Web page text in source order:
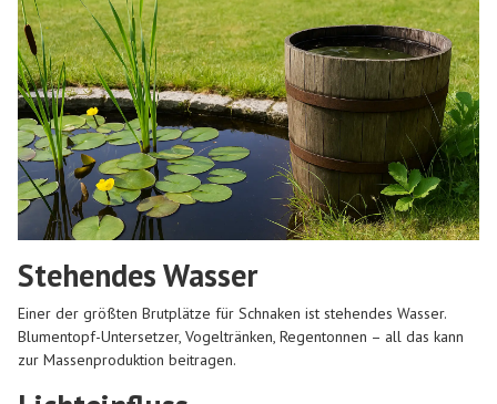
Stehendes Wasser
Einer der größten Brutplätze für Schnaken ist stehendes Wasser.
Blumentopf-Untersetzer, Vogeltränken, Regentonnen – all das kann
zur Massenproduktion beitragen.